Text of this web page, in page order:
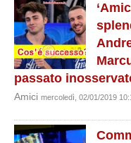
passato
Amici mercoledì, 02/01/2019